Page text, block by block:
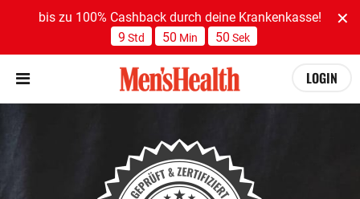
bis zu 100% Cashback durch deine Krankenkasse!
9 Std 50 Min 49 Sek
LOGIN